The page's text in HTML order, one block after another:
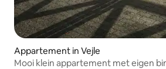
Appartement in Vejle
Mooi klein appartement met eigen